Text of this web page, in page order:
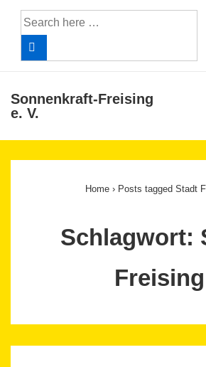
Search
for:
Sonnenkraft-Freising
e. V.
Home › Posts tagged Stadt
Schlagwort:
Freising